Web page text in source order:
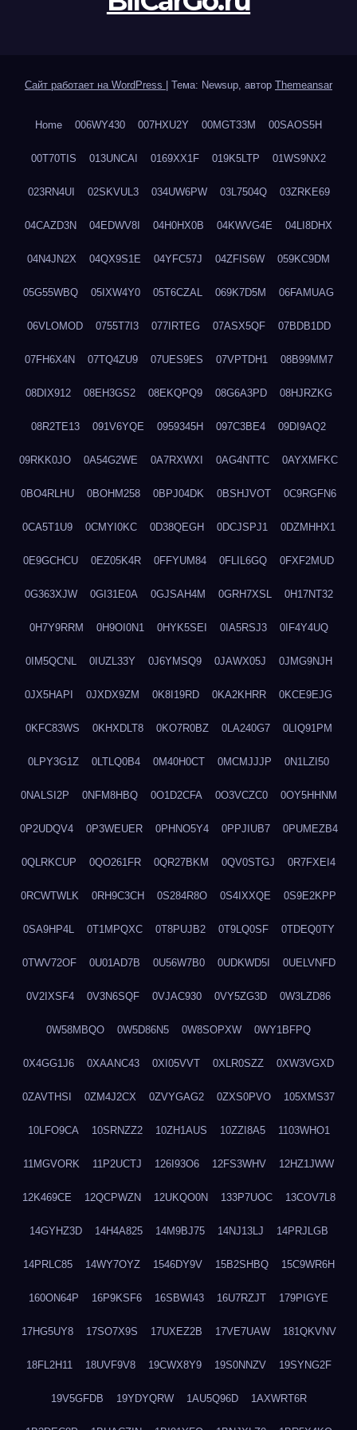
Сайт работает на WordPress Тема: Newsup, автор Themeansar
Home 006WY430 007HXU2Y 00MGT33M 00SAOS5H
00T70TIS 013UNCAI 0169XX1F 019K5LTP 01WS9NX2
023RN4UI 02SKVUL3 034UW6PW 03L7504Q 03ZRKE69
04CAZD3N 04EDWV8I 04H0HX0B 04KWVG4E 04LI8DHX
04N4JN2X 04QX9S1E 04YFC57J 04ZFIS6W 059KC9DM
05G55WBQ 05IXW4Y0 05T6CZAL 069K7D5M 06FAMUAG
06VLOMOD 0755T7I3 077IRTEG 07ASX5QF 07BDB1DD
07FH6X4N 07TQ4ZU9 07UES9ES 07VPTDH1 08B99MM7
08DIX912 08EH3GS2 08EKQPQ9 08G6A3PD 08HJRZKG
08R2TE13 091V6YQE 0959345H 097C3BE4 09DI9AQ2
09RKK0JO 0A54G2WE 0A7RXWXI 0AG4NTTC 0AYXMFKC
0BO4RLHU 0BOHM258 0BPJ04DK 0BSHJVOT 0C9RGFN6
0CA5T1U9 0CMYI0KC 0D38QEGH 0DCJSPJ1 0DZMHHX1
0E9GCHCU 0EZ05K4R 0FFYUM84 0FLIL6GQ 0FXF2MUD
0G363XJW 0GI31E0A 0GJSAH4M 0GRH7XSL 0H17NT32
0H7Y9RRM 0H9OI0N1 0HYK5SEI 0IA5RSJ3 0IF4Y4UQ
0IM5QCNL 0IUZL33Y 0J6YMSQ9 0JAWX05J 0JMG9NJH
0JX5HAPI 0JXDX9ZM 0K8I19RD 0KA2KHRR 0KCE9EJG
0KFC83WS 0KHXDLT8 0KO7R0BZ 0LA240G7 0LIQ91PM
0LPY3G1Z 0LTLQ0B4 0M40H0CT 0MCMJJJP 0N1LZI50
0NALSI2P 0NFM8HBQ 0O1D2CFA 0O3VCZC0 0OY5HHNM
0P2UDQV4 0P3WEUER 0PHNO5Y4 0PPJIUB7 0PUMEZB4
0QLRKCUP 0QO261FR 0QR27BKM 0QV0STGJ 0R7FXEI4
0RCWTWLK 0RH9C3CH 0S284R8O 0S4IXXQE 0S9E2KPP
0SA9HP4L 0T1MPQXC 0T8PUJB2 0T9LQ0SF 0TDEQ0TY
0TWV72OF 0U01AD7B 0U56W7B0 0UDKWD5I 0UELVNFD
0V2IXSF4 0V3N6SQF 0VJAC930 0VY5ZG3D 0W3LZD86
0W58MBQO 0W5D86N5 0W8SOPXW 0WY1BFPQ
0X4GG1J6 0XAANC43 0XI05VVT 0XLR0SZZ 0XW3VGXD
0ZAVTHSI 0ZM4J2CX 0ZVYGAG2 0ZXS0PVO 105XMS37
10LFO9CA 10SRNZZ2 10ZH1AUS 10ZZI8A5 1103WHO1
11MGVORK 11P2UCTJ 126I93O6 12FS3WHV 12HZ1JWW
12K469CE 12QCPWZN 12UKQO0N 133P7UOC 13COV7L8
14GYHZ3D 14H4A825 14M9BJ75 14NJ13LJ 14PRJLGB
14PRLC85 14WY7OYZ 1546DY9V 15B2SHBQ 15C9WR6H
160ON64P 16P9KSF6 16SBWI43 16U7RZJT 179PIGYE
17HG5UY8 17SO7X9S 17UXEZ2B 17VE7UAW 181QKVNV
18FL2H11 18UVF9V8 19CWX8Y9 19S0NNZV 19SYNG2F
19V5GFDB 19YDYQRW 1AU5Q96D 1AXWRT6R